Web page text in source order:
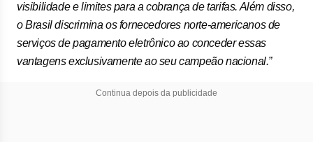
visibilidade e limites para a cobrança de tarifas. Além disso,
o Brasil discrimina os fornecedores norte-americanos de
serviços de pagamento eletrônico ao conceder essas
vantagens exclusivamente ao seu campeão nacional.”
Continua depois da publicidade